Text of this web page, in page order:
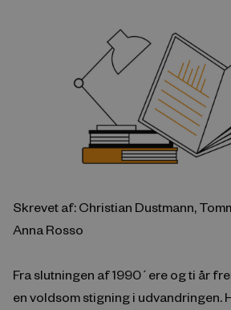
Skrevet af: Christian Dustmann,
Anna Rosso
Fra slutningen af 1990´ere og ti år
en voldsom stigning i udvandringen.